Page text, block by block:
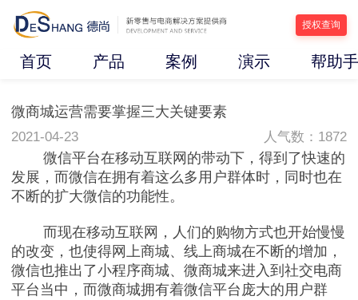
授权查询
首页 产品 案例 演示 帮助
微商城运营需要掌握三大关键要素
2021-04-23 人气数：1872
微信平台在移动互联网的带动下，得到了快速的
发展，而微信在拥有着这么多用户群体时，同时也在
不断的扩大微信的功能性。
而现在移动互联网，人们的购物方式也开始慢慢
的改变，也使得网上商城、线上商城在不断的增加，
微信也推出了小程序商城、微商城来进入到社交电商
平台当中，而微商城拥有着微信平台庞大的用户群